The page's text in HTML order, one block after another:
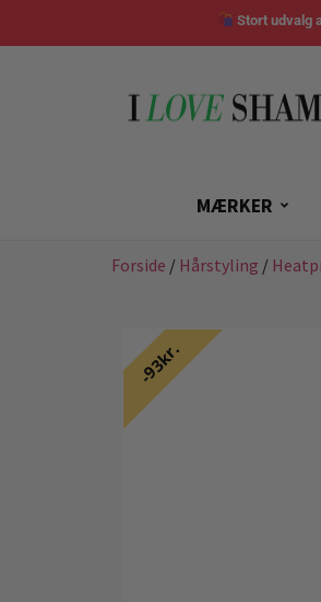
Stort udvalg
MÆRKER
Forside / Hårstyling /
93kr.